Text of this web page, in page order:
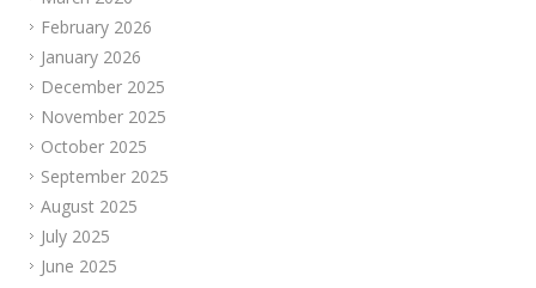
February 2026
January 2026
December 2025
November 2025
October 2025
September 2025
August 2025
July 2025
June 2025